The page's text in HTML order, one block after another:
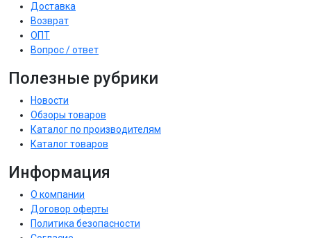
Доставка
Возврат
ОПТ
Вопрос / ответ
Полезные рубрики
Новости
Обзоры товаров
Каталог по производителям
Каталог товаров
Информация
О компании
Договор оферты
Политика безопасности